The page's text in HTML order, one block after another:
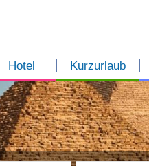
Hotel Kurzurlaub